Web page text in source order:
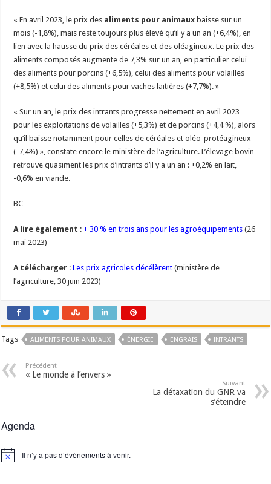
« En avril 2023, le prix des aliments pour animaux baisse sur un
mois (-1,8%), mais reste toujours plus élevé qu’il y a un an (+6,4%), en
lien avec la hausse du prix des céréales et des oléagineux. Le prix des
aliments composés augmente de 7,3% sur un an, en particulier celui
des aliments pour porcins (+6,5%), celui des aliments pour volailles
(+8,5%) et celui des aliments pour vaches laitières (+7,7%). »
« Sur un an, le prix des intrants progresse nettement en avril 2023
pour les exploitations de volailles (+5,3%) et de porcins (+4,4 %), alors
qu’il baisse notamment pour celles de céréales et oléo-protéagineux
(-7,4%) », constate encore le ministère de l’agriculture. L’élevage bovin
retrouve quasiment les prix d’intrants d’il y a un an : +0,2% en lait,
-0,6% en viande.
BC
A lire également :+ 30 % en trois ans pour les agroéquipements (26
mai 2023)
A télécharger :Les prix agricoles décélèrent (ministère de
l’agriculture, 30 juin 2023)
Tags ALIMENTS POUR ANIMAUX ÉNERGIE ENGRAIS INTRANTS
Précédent
« Le monde à l’envers »
Suivant
La détaxation du GNR va
s’éteindre
Agenda
Notice Il n’y a pas d’évènements à venir.